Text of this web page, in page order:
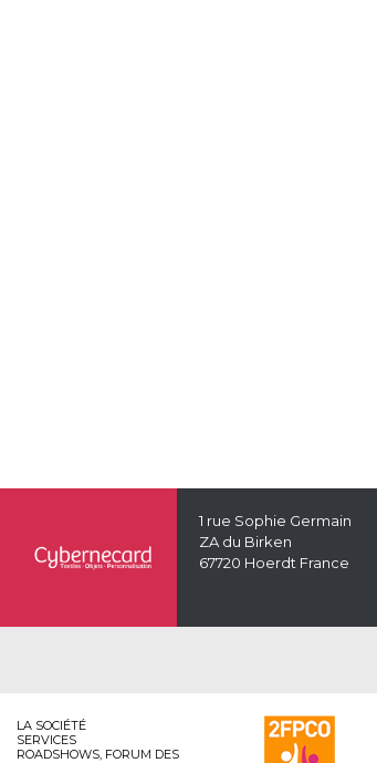
1 rue Sophie Germain
ZA du Birken
67720 Hoerdt France
LA SOCIÉTÉ
SERVICES
ROADSHOWS, FORUM DES